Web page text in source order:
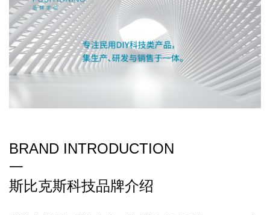
BRAND INTRODUCTION
一
斯比克斯科技品牌介绍